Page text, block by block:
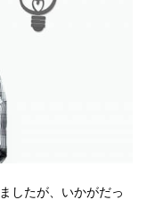
したが、いかがだっ